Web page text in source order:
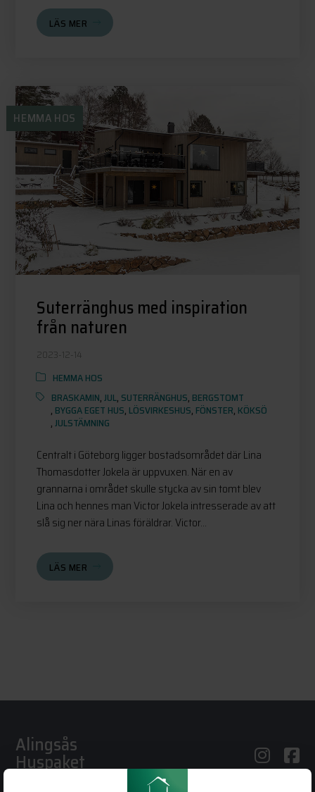
LÄS MER
HEMMA HOS
Suterränghus med inspiration
från naturen
2023-12-14
HEMMA HOS
BRASKAMIN,JUL, SUTERRÄNGHUS, BERGSTOMT
, BYGGA EGET HUS, LÖSVIRKESHUS, FÖNSTER, KÖKSÖ
,JULSTÄMNING
Centralt i Göteborg ligger bostadsområdet där Lina
Thomasdotter Jokela är uppvuxen. När en av
grannarna i området skulle stycka av sin tomt blev
Lina och hennes man Victor Jokela intresserade av att
slå sig ner nära Linas föräldrar. Victor...
LÄS MER
Alingsås
Huspaket